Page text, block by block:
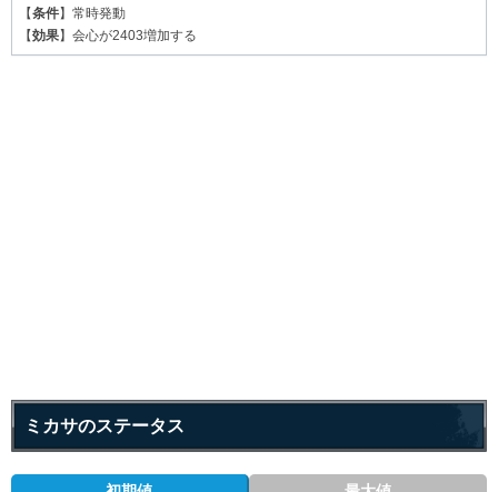
【条件】常時発動
【効果】会心が2403増加する
ミカサのステータス